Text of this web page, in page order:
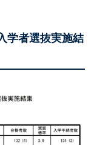
学者選抜実施結